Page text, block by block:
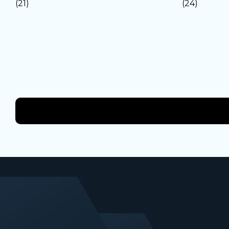
(21)
(24)